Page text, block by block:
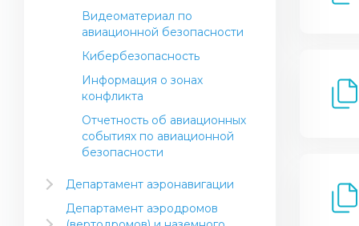
Иностранные организации по
ТОиРАТ
Руководство по процедурам
организации по ТОиРАТ
Сертификат допуска к
эксплуатации
Руководство эксплуатанта по
регулированию технического
Назначенный руководитель
ответственный за поддержание
Видеоматериал по
авиационной безопасности
Кибербезопасность
Информация о зонах
конфликта
Отчетность об авиационных
событиях по авиационной
безопасности
Департамент аэронавигации
Метеорологическое
обеспечение полетов (МЕТ)
Департамент аэродромов